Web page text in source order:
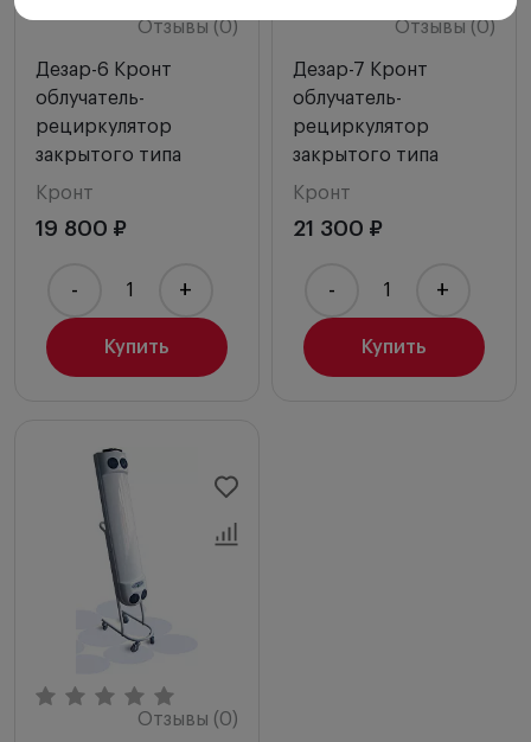
Отзывы (0)
Дезар-6 Кронт
облучатель-
рециркулятор
закрытого типа
Кронт
19 800 ₽
Купить
- +
Отзывы (0)
Дезар-7 Кронт
облучатель-
рециркулятор
закрытого типа
Кронт
21 300 ₽
Купить
- +
Отзывы (0)